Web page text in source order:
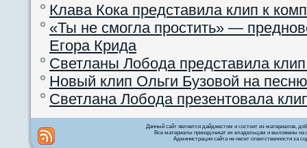
Клава Кока представила клип к
«Ты не смогла простить» —
Егора Крида
Светланы Лобода представила
Новый клип Ольги Бузовой на
Светлана Лобода презентовала
Данный сайт является дайджестом и состоит из материалов,
Все материалы принадлежат их владельцам и выложены на
Администрация сайта не несет ответственности за